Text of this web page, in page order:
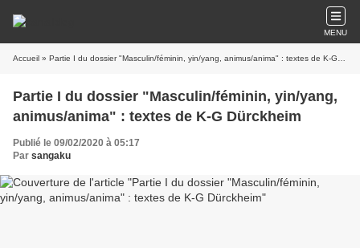
MENU
Accueil » Partie I du dossier "Masculin/féminin, yin/yang, animus/anima" : textes de K-G Dürckheim
Partie I du dossier "Masculin/féminin, yin/yang,
animus/anima" : textes de K-G Dürckheim
Publié le 09/02/2020 à 05:17
Par sangaku